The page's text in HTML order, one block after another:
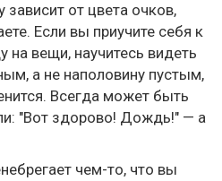
от цвета очков,
Если вы приучите себя к
на вещи, научитесь видеть
а не наполовину пустым,
Всегда может быть
"Вот здорово! Дождь!" — а
чем-то, что вы